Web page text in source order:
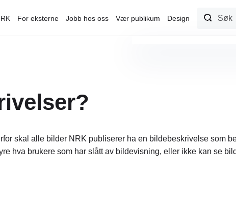
For eksterne Jobb hos oss Vær publikum Design
skal alle bilder NRK publiserer ha en bildebeskrivelse som
hva brukere som har slått av bildevisning, eller ikke kan se